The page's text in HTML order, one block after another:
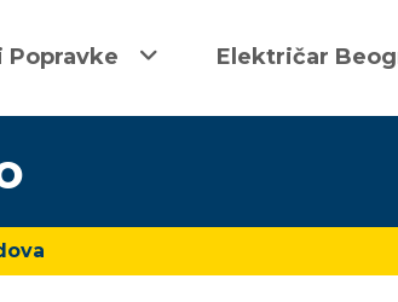
Popravke Električar